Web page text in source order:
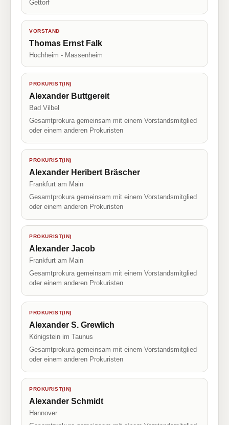
Gettorf
VORSTAND
Thomas Ernst Falk
Hochheim - Massenheim
PROKURIST(IN)
Alexander Buttgereit
Bad Vilbel
Gesamtprokura gemeinsam mit einem Vorstandsmitglied
oder einem anderen Prokuristen
PROKURIST(IN)
Alexander Heribert Bräscher
Frankfurt am Main
Gesamtprokura gemeinsam mit einem Vorstandsmitglied
oder einem anderen Prokuristen
PROKURIST(IN)
Alexander Jacob
Frankfurt am Main
Gesamtprokura gemeinsam mit einem Vorstandsmitglied
oder einem anderen Prokuristen
PROKURIST(IN)
Alexander S. Grewlich
Königstein im Taunus
Gesamtprokura gemeinsam mit einem Vorstandsmitglied
oder einem anderen Prokuristen
PROKURIST(IN)
Alexander Schmidt
Hannover